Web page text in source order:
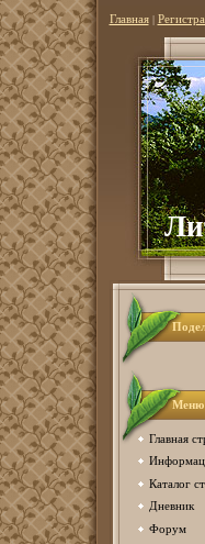
Главная|
Меню
Главная
Каталог
Дневник
Форум